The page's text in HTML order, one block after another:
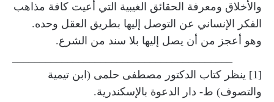
والأخلاق ومعرفة الحقائق الغيبية التي أعيت كافة مذاهب
الفكر الإنساني عن التوصل إليها بطريق العقل وحده.
وهو أعجز من أن يصل إليها بلا سند من الشرع.
[1] ينظر كتاب الدكتور مصطفى حلمى (ابن تيمية
والتصوف) ط- دار الدعوة بالإسكندرية.